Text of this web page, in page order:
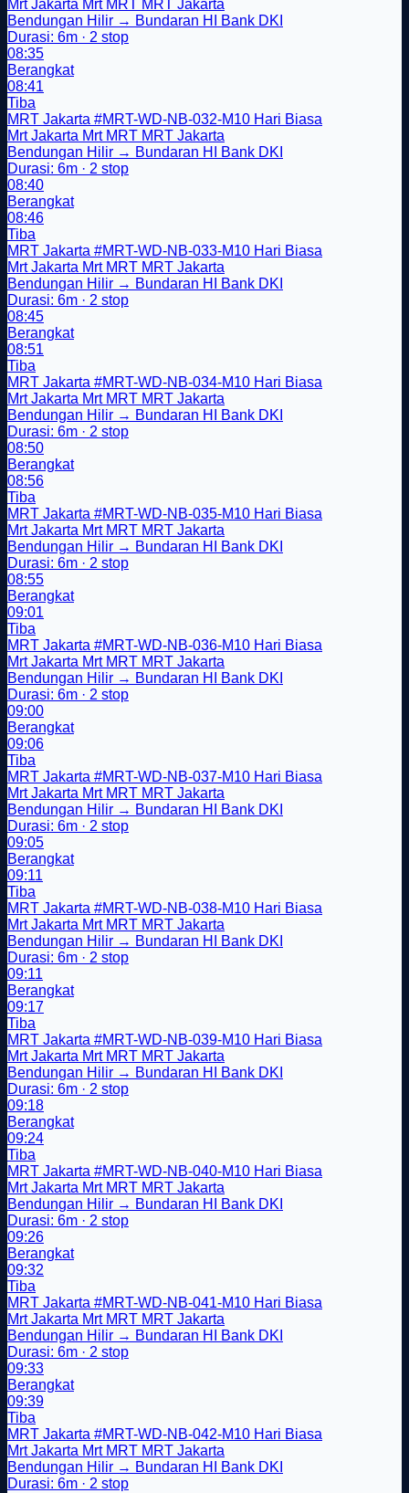
Mrt Jakarta Mrt MRT MRT Jakarta
Bendungan Hilir → Bundaran HI Bank DKI
Durasi: 6m · 2 stop
08:35
Berangkat
08:41
Tiba
MRT Jakarta #MRT-WD-NB-032-M10 Hari Biasa
Mrt Jakarta Mrt MRT MRT Jakarta
Bendungan Hilir → Bundaran HI Bank DKI
Durasi: 6m · 2 stop
08:40
Berangkat
08:46
Tiba
MRT Jakarta #MRT-WD-NB-033-M10 Hari Biasa
Mrt Jakarta Mrt MRT MRT Jakarta
Bendungan Hilir → Bundaran HI Bank DKI
Durasi: 6m · 2 stop
08:45
Berangkat
08:51
Tiba
MRT Jakarta #MRT-WD-NB-034-M10 Hari Biasa
Mrt Jakarta Mrt MRT MRT Jakarta
Bendungan Hilir → Bundaran HI Bank DKI
Durasi: 6m · 2 stop
08:50
Berangkat
08:56
Tiba
MRT Jakarta #MRT-WD-NB-035-M10 Hari Biasa
Mrt Jakarta Mrt MRT MRT Jakarta
Bendungan Hilir → Bundaran HI Bank DKI
Durasi: 6m · 2 stop
08:55
Berangkat
09:01
Tiba
MRT Jakarta #MRT-WD-NB-036-M10 Hari Biasa
Mrt Jakarta Mrt MRT MRT Jakarta
Bendungan Hilir → Bundaran HI Bank DKI
Durasi: 6m · 2 stop
09:00
Berangkat
09:06
Tiba
MRT Jakarta #MRT-WD-NB-037-M10 Hari Biasa
Mrt Jakarta Mrt MRT MRT Jakarta
Bendungan Hilir → Bundaran HI Bank DKI
Durasi: 6m · 2 stop
09:05
Berangkat
09:11
Tiba
MRT Jakarta #MRT-WD-NB-038-M10 Hari Biasa
Mrt Jakarta Mrt MRT MRT Jakarta
Bendungan Hilir → Bundaran HI Bank DKI
Durasi: 6m · 2 stop
09:11
Berangkat
09:17
Tiba
MRT Jakarta #MRT-WD-NB-039-M10 Hari Biasa
Mrt Jakarta Mrt MRT MRT Jakarta
Bendungan Hilir → Bundaran HI Bank DKI
Durasi: 6m · 2 stop
09:18
Berangkat
09:24
Tiba
MRT Jakarta #MRT-WD-NB-040-M10 Hari Biasa
Mrt Jakarta Mrt MRT MRT Jakarta
Bendungan Hilir → Bundaran HI Bank DKI
Durasi: 6m · 2 stop
09:26
Berangkat
09:32
Tiba
MRT Jakarta #MRT-WD-NB-041-M10 Hari Biasa
Mrt Jakarta Mrt MRT MRT Jakarta
Bendungan Hilir → Bundaran HI Bank DKI
Durasi: 6m · 2 stop
09:33
Berangkat
09:39
Tiba
MRT Jakarta #MRT-WD-NB-042-M10 Hari Biasa
Mrt Jakarta Mrt MRT MRT Jakarta
Bendungan Hilir → Bundaran HI Bank DKI
Durasi: 6m · 2 stop